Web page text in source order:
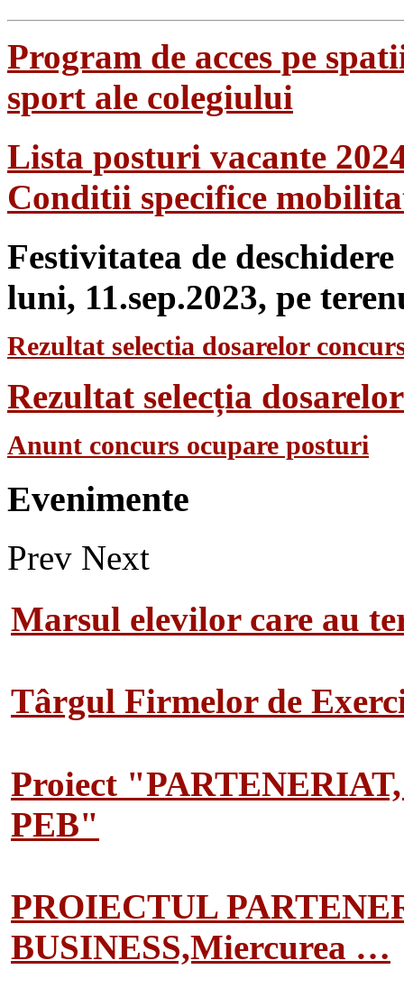
Program de acces pe
sport ale colegiului
Lista posturi vacante
Conditii specifice
Festivitatea de
luni, 11.sep.2023, pe
Rezultat selectia dosarelor
Rezultat selecția
Anunt concurs ocupare posturi
Evenimente
Prev Next
Marsul elevilor care au
Târgul Firmelor de
Proiect
PEB"
PROIECTUL
BUSINESS,Miercurea …